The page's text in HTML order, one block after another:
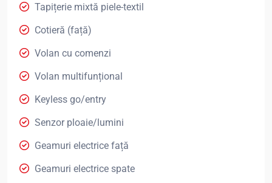
Tapițerie mixtă piele-textil
Cotieră (față)
Volan cu comenzi
Volan multifunțional
Keyless go/entry
Senzor ploaie/lumini
Geamuri electrice față
Geamuri electrice spate